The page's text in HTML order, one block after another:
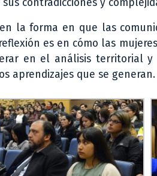
contradicciones y
la forma en que las
es en cómo las
en el análisis territorial
aprendizajes que se generan.